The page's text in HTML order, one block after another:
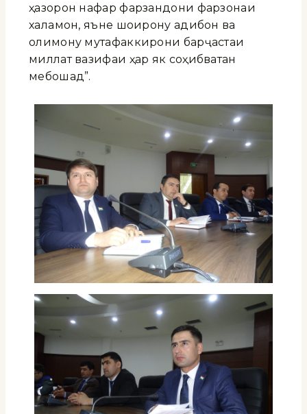
ҳазорон нафар фарзандони фарзонаи
халқамон, яъне шоирону адибон ва
олимону мутафаккирони барҷастаи
миллат вазифаи ҳар як соҳибватан
мебошад”.